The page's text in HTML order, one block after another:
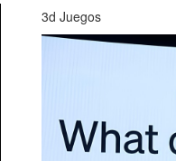
3d Juegos